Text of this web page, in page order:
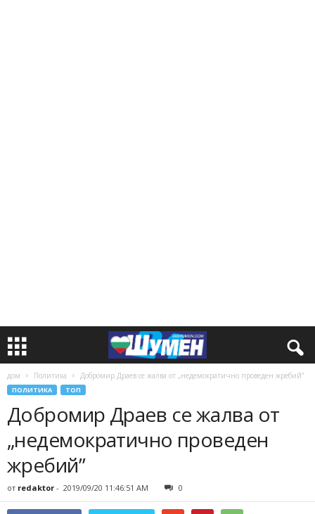
дом Политика Добромир Драев се жалва от „недемократично проведен жребий”
ПОЛИТИКА ТОП
Добромир Драев се жалва от
„недемократично проведен
жребий”
от redaktor - 2019/09/20 11:46:51 AM 0